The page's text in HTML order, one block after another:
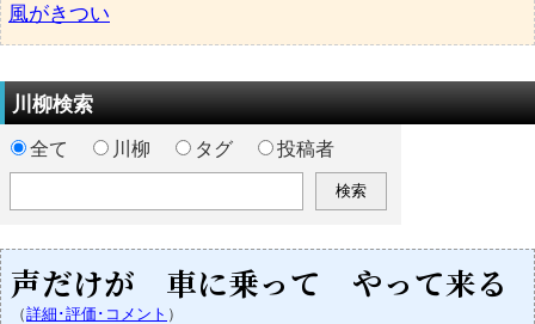
風がきつい
川柳検索
全て 川柳 タグ 投稿者
声だけが 車に乗って やって来る
（詳細･評価･コメント ）